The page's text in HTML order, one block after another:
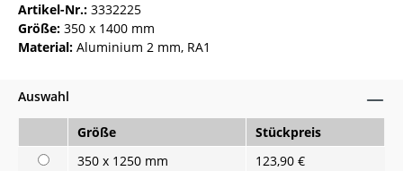
Artikel-Nr.: 3332225
Größe: 350 x 1400 mm
Material: Aluminium 2 mm, RA1
Auswahl
Größe
Stückpreis
350 x 1250 mm
123,90 €